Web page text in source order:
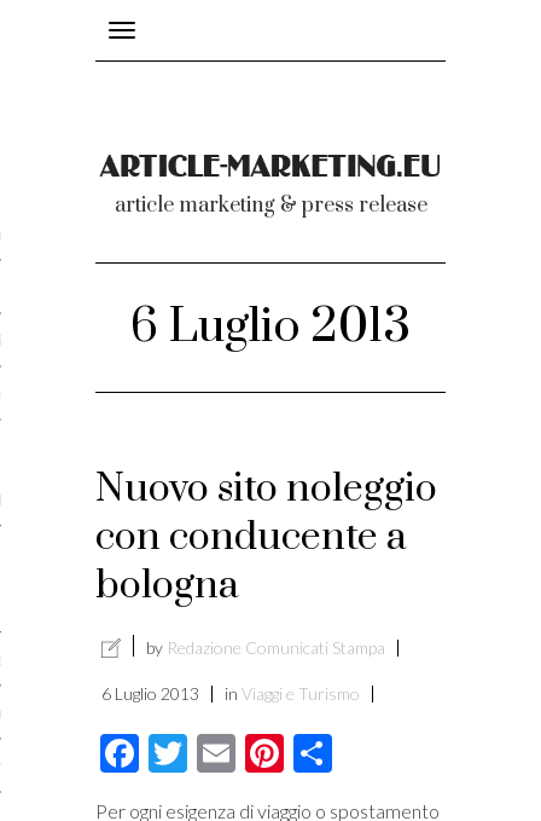
è l’article marketing
e stile di scrittura
per i publishers
Toggle
navigation
article marketing & press release
6 Luglio 2013
Nuovo sito noleggio
con conducente a
bologna
by Redazione Comunicati Stampa
6 Luglio 2013 in Viaggi e Turismo
Facebook
Twitter
EmailPinterest
Per ogni esigenza di viaggio o spostamento